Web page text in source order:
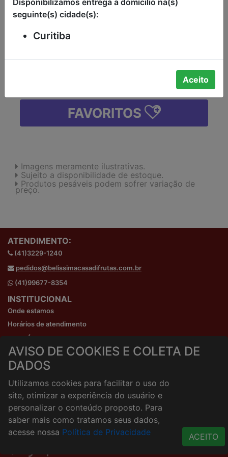
FAVORITOS
Imagens meramente ilustrativas.
Sujeito a disponibilidade de estoque.
Produtos pesáveis podem sofrer variação de
preço.
Disponibilizamos entrega a domícilio na(s)
seguinte(s) cidade(s):
Curitiba
Aceito
AVISO DE COOKIES E COLETA DE
DADOS
Utilizamos cookies para facilitar o uso do
site, otimizar a experiência do usuário e
personalizar o conteúdo proposto. Para
saber mais como tratamos seus dados,
acesse nossa Política de Privacidade ACEITO
ATENDIMENTO:
(41)3229-1240
pedidos@belissimacasadifrutas.com.br
(41)99677-8354
INSTITUCIONAL
Onde estamos
Horários de atendimento
HORÁRIOS E ENTREGA
Formas de Pagamento
Horários de Entrega
Cidades Atendidas
ACESSO RÁPIDO
Termos de uso
Política de Privacidade